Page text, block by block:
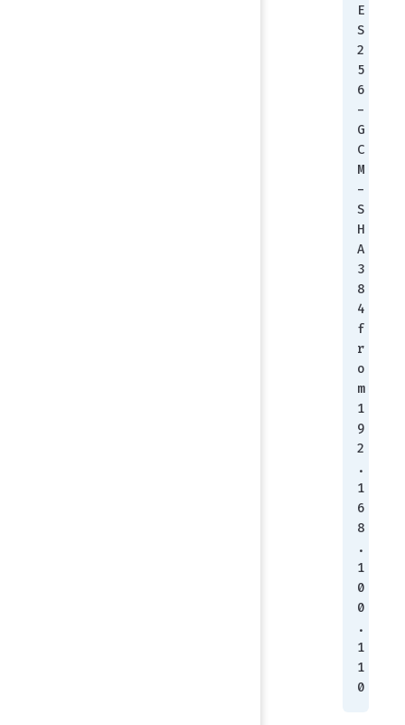
E
S
2
5
6
-
G
C
M
-
S
H
A
3
8
4
f
r
o
m
1
9
2
.
1
6
8
.
1
0
0
.
1
1
0